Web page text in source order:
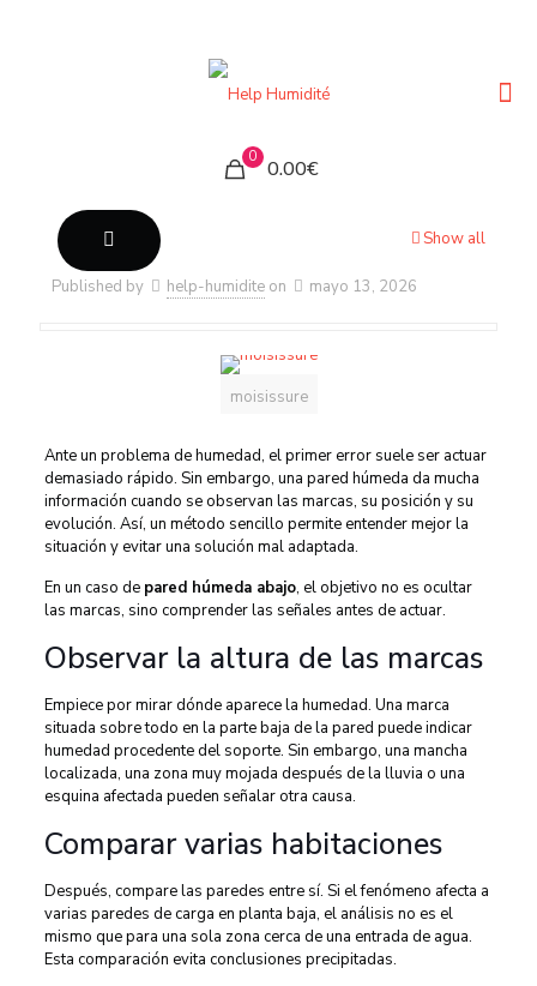
0 0.00€
Show all
Published by help-humidite on mayo 13, 2026
moisissure
Ante un problema de humedad, el primer error suele ser actuar
demasiado rápido. Sin embargo, una pared húmeda da mucha
información cuando se observan las marcas, su posición y su
evolución. Así, un método sencillo permite entender mejor la
situación y evitar una solución mal adaptada.
En un caso de pared húmeda abajo, el objetivo no es ocultar
las marcas, sino comprender las señales antes de actuar.
Observar la altura de las marcas
Empiece por mirar dónde aparece la humedad. Una marca
situada sobre todo en la parte baja de la pared puede indicar
humedad procedente del soporte. Sin embargo, una mancha
localizada, una zona muy mojada después de la lluvia o una
esquina afectada pueden señalar otra causa.
Comparar varias habitaciones
Después, compare las paredes entre sí. Si el fenómeno afecta a
varias paredes de carga en planta baja, el análisis no es el
mismo que para una sola zona cerca de una entrada de agua.
Esta comparación evita conclusiones precipitadas.